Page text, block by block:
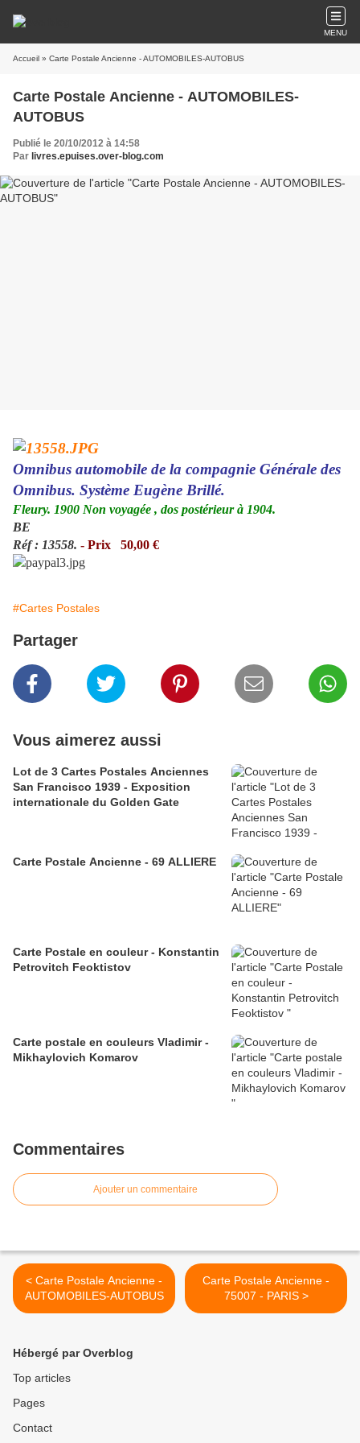
MENU
Accueil » Carte Postale Ancienne - AUTOMOBILES-AUTOBUS
Carte Postale Ancienne - AUTOMOBILES-
AUTOBUS
Publié le 20/10/2012 à 14:58
Par livres.epuises.over-blog.com
Omnibus automobile de la compagnie Générale des
Omnibus. Système Eugène Brillé.
Fleury. 1900 Non voyagée , dos postérieur à 1904.
BE
Réf : 13558. - Prix 50,00 €
#Cartes Postales
Partager
Vous aimerez aussi
Lot de 3 Cartes Postales Anciennes
San Francisco 1939 - Exposition
internationale du Golden Gate
Carte Postale Ancienne - 69 ALLIERE
Carte Postale en couleur - Konstantin
Petrovitch Feoktistov
Carte postale en couleurs Vladimir -
Mikhaylovich Komarov
Commentaires
Ajouter un commentaire
< Carte Postale Ancienne -
AUTOMOBILES-AUTOBUS
Carte Postale Ancienne -
75007 - PARIS >
Hébergé par Overblog
Top articles
Pages
Contact